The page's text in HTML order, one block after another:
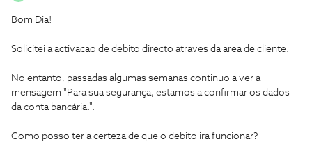
Bom Dia!
Solicitei a activacao de debito directo atraves da area de cliente.
No entanto, passadas algumas semanas continuo a ver a
mensagem "Para sua segurança, estamos a confirmar os dados
da conta bancária.".
Como posso ter a certeza de que o debito ira funcionar?